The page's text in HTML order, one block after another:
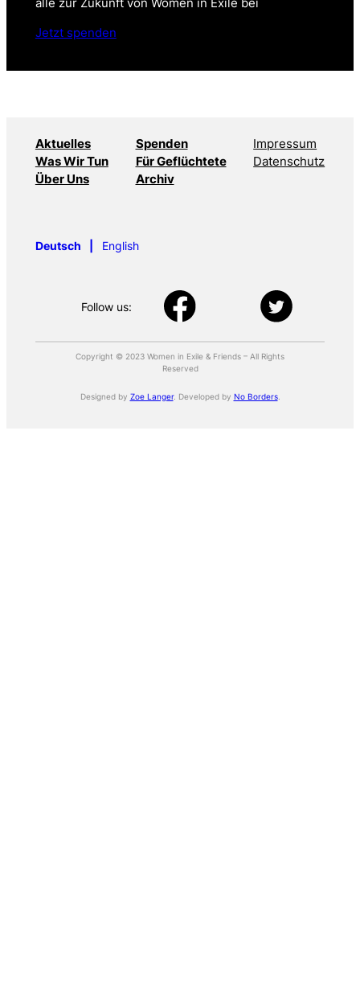
alle zur Zukunft von Women in Exile bei
Jetzt spenden
Aktuelles
Was Wir Tun
Über Uns
Spenden
Für Geflüchtete
Archiv
Impressum
Datenschutz
Deutsch English
Follow us:
Copyright © 2023 Women in Exile & Friends – All Rights
Reserved
Designed by Zoe Langer. Developed by No Borders.